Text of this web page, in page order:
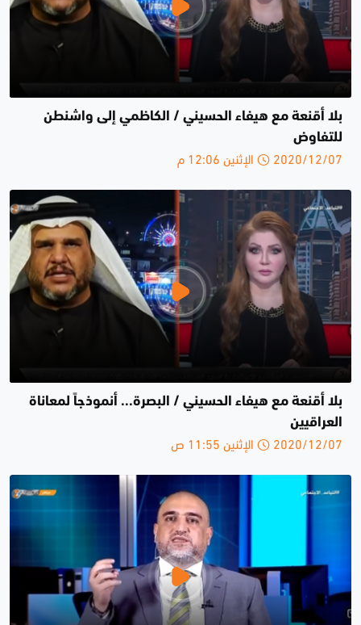
بلا أقنعة مع هيفاء الحسيني / الكاظمي إلى واشنطن
للتفاوض
2020/12/07 الإثنين 12:06 م
بلا أقنعة مع هيفاء الحسيني / البصرة... أنموذجاً لمعاناة
العراقيين
2020/12/07 الإثنين 11:55 ص